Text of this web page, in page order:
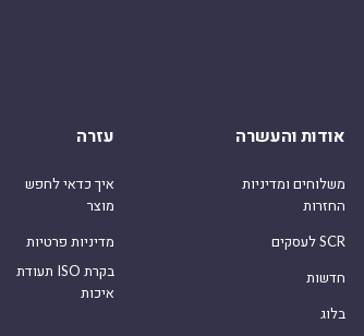
אודות והעשרה
משלוחים ומדיניות
החזרות
לעסקים SCR
חדשות
בלוג
עזרה
איך כדאי לחפש
מוצר
מדיניות פרטיות
תעודת ISO בקרת
איכות